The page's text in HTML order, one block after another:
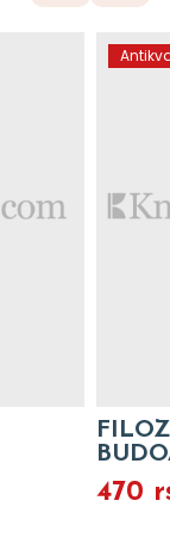
470